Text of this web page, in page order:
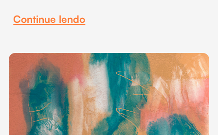
Continue lendo